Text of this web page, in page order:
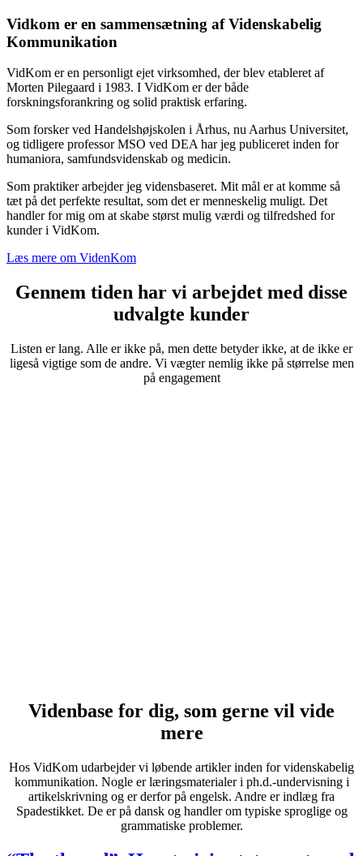
Vidkom er en sammensætning af Videnskabelig
Kommunikation
VidKom er en personligt ejet virksomhed, der blev etableret af
Morten Pilegaard i 1983. I VidKom er der både
forskningsforankring og solid praktisk erfaring.
Som forsker ved Handelshøjskolen i Århus, nu Aarhus Universitet,
og tidligere professor MSO ved DEA har jeg publiceret inden for
humaniora, samfundsvidenskab og medicin.
Som praktiker arbejder jeg vidensbaseret. Mit mål er at komme så
tæt på det perfekte resultat, som det er menneskelig muligt. Det
handler for mig om at skabe størst mulig værdi og tilfredshed for
kunder i VidKom.
Læs mere om VidenKom
Gennem tiden har vi arbejdet med disse
udvalgte kunder
Listen er lang. Alle er ikke på, men dette betyder ikke, at de ikke er
ligeså vigtige som de andre. Vi vægter nemlig ikke på størrelse men
på engagement
Videnbase for dig, som gerne vil vide
mere
Hos VidKom udarbejder vi løbende artikler inden for videnskabelig
kommunikation. Nogle er læringsmaterialer i ph.d.-undervisning i
artikelskrivning og er derfor på engelsk. Andre er indlæg fra
Spadestikket. De er på dansk og handler om typiske sproglige og
grammatiske problemer.